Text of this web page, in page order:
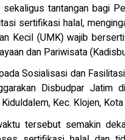
sekaligus tantangan bagi
sertifikasi halal,
Kecil (UMK) wajib
dan Pariwisata
Sosialisasi dan
Disbudpar
Kec. Klojen,
tersebut semakin